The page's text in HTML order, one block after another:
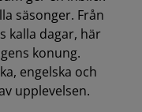
säsonger. Från
kalla dagar, här
konung.
engelska och
upplevelsen.